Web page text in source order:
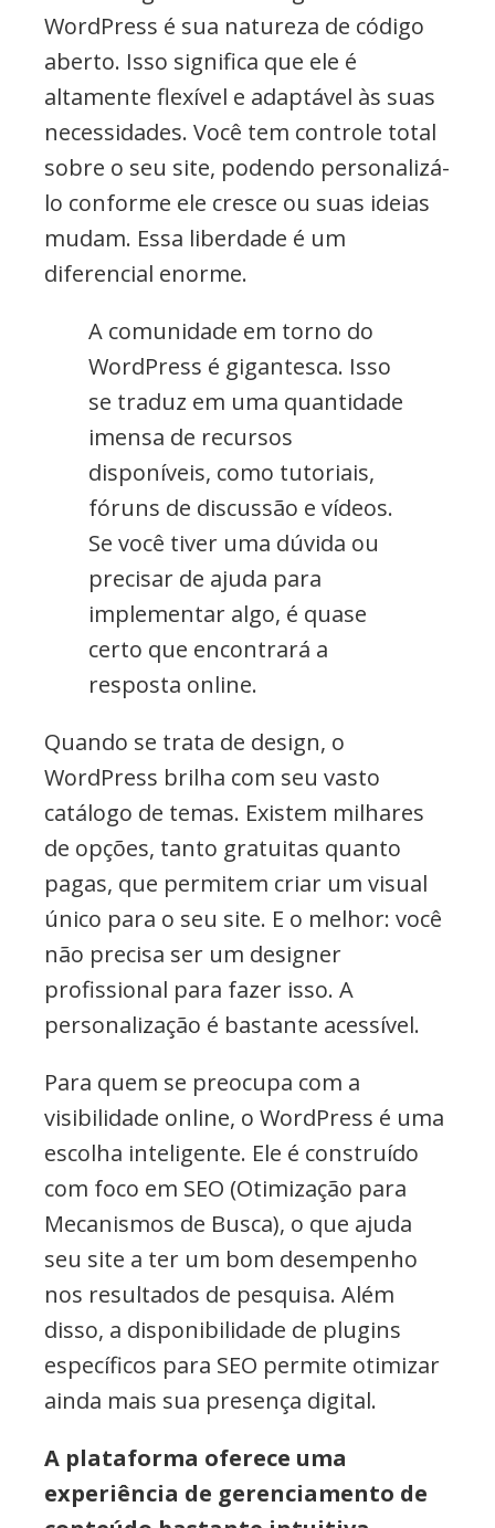
WordPress é sua natureza de código
aberto. Isso significa que ele é
altamente flexível e adaptável às suas
necessidades. Você tem controle total
sobre o seu site, podendo personalizá-
lo conforme ele cresce ou suas ideias
mudam. Essa liberdade é um
diferencial enorme.
A comunidade em torno do
WordPress é gigantesca. Isso
se traduz em uma quantidade
imensa de recursos
disponíveis, como tutoriais,
fóruns de discussão e vídeos.
Se você tiver uma dúvida ou
precisar de ajuda para
implementar algo, é quase
certo que encontrará a
resposta online.
Quando se trata de design, o
WordPress brilha com seu vasto
catálogo de temas. Existem milhares
de opções, tanto gratuitas quanto
pagas, que permitem criar um visual
único para o seu site. E o melhor: você
não precisa ser um designer
profissional para fazer isso. A
personalização é bastante acessível.
Para quem se preocupa com a
visibilidade online, o WordPress é uma
escolha inteligente. Ele é construído
com foco em SEO (Otimização para
Mecanismos de Busca), o que ajuda
seu site a ter um bom desempenho
nos resultados de pesquisa. Além
disso, a disponibilidade de plugins
específicos para SEO permite otimizar
ainda mais sua presença digital.
A plataforma oferece uma
experiência de gerenciamento de